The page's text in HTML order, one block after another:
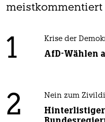
meistkommentiert
1 Krise der
AfD-Wählen
2 Nein zum